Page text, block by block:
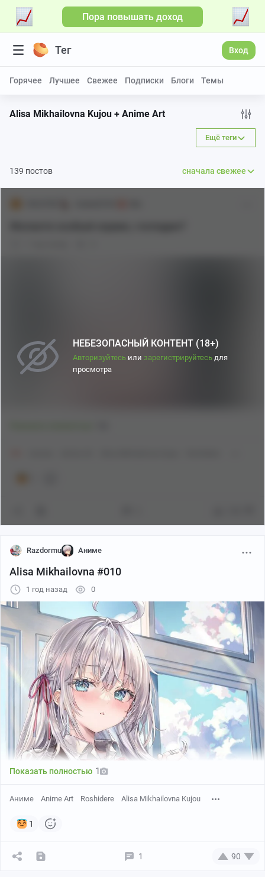
Пора повышать доход
Тег Вход
Горячее Лучшее Свежее Подписки Блоги Темы
Alisa Mikhailovna Kujou + Anime Art
Ещё теги
139 постов сначала свежее
НЕБЕЗОПАСНЫЙ КОНТЕНТ (18+)
Авторизуйтесь или зарегистрируйтесь для
просмотра
Автор: Ales_AI
Razdormu Аниме
Alisa Mikhailovna #010
1 год назад 0
Показать полностью 1
Аниме Anime Art Roshidere Alisa Mikhailovna Kujou
1
1 90